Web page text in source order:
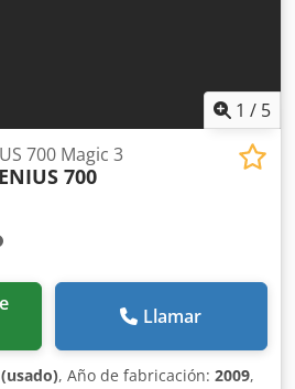
1 / 5
700 Magic 3
700
Llamar
, Año de fabricación: 2009,